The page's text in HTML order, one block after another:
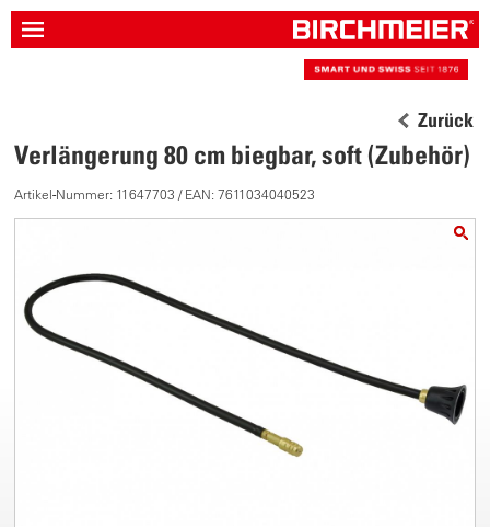
Zurück
Verlängerung 80 cm biegbar, soft (Zubehör)
Artikel-Nummer: 11647703 / EAN: 7611034040523